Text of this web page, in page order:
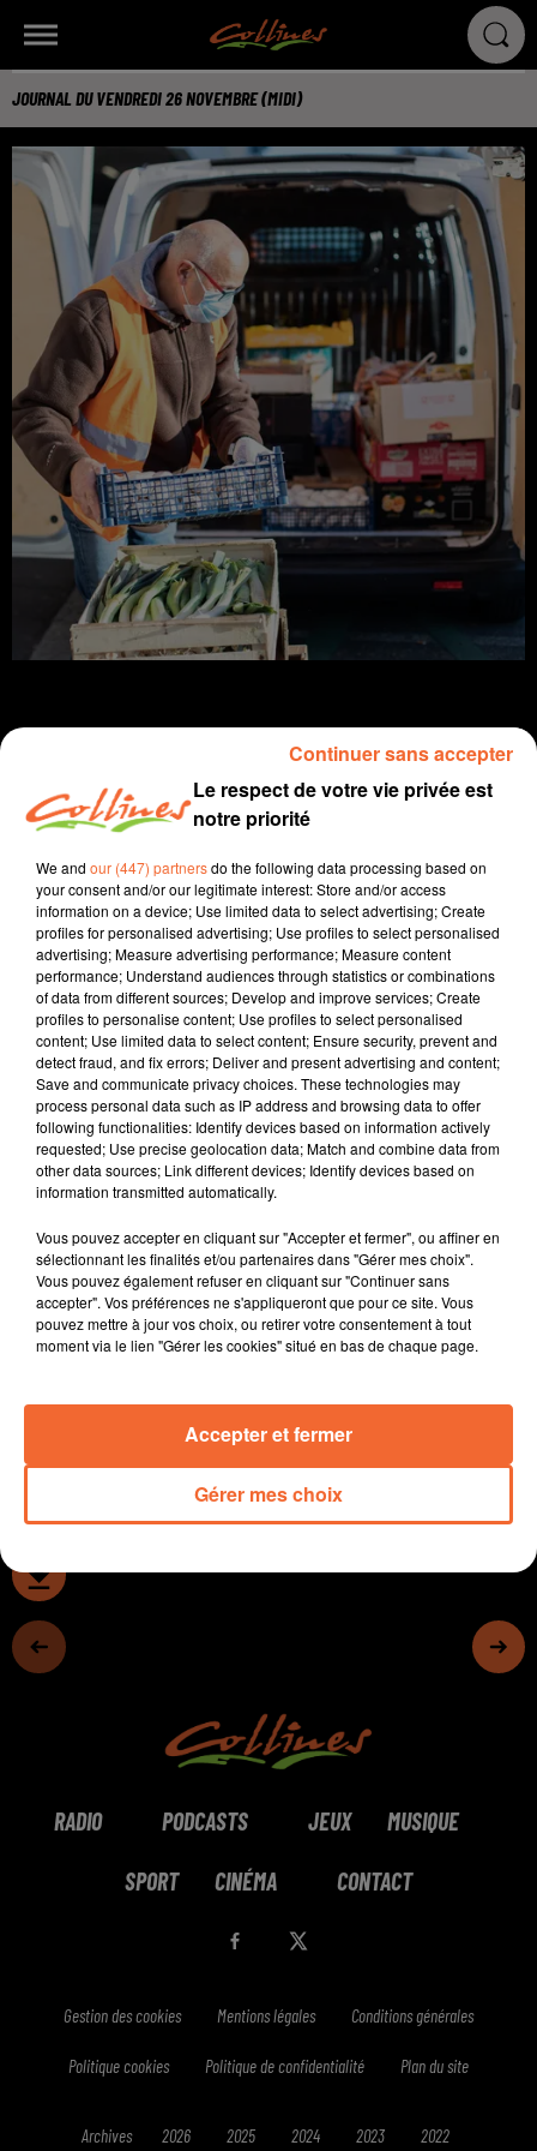
JOURNAL DU VENDREDI 26 NOVEMBRE (MIDI)
26 novembre 2021 - 13 min 14 sec
JOURNAL DU VENDREDI 26 NOVEMBRE (MIDI)
Fabien Gazeau
L'info près de chez vous
Présenté par Fabien Gazeau
- La Banque alimentaire organise sa grande collecte
annuelle à partir d'aujourd'hui.
- Alain Rousset a participé hier à l'inauguration du
nouveau batiment de la mensuiserie Reveau à
Combrand.
- Le club des entreprises du Bocage prépare sa
- A Thouars, la réouverture provisoire de la rue Porte de
Paris pour les fêtes de Noël.
- Le festival des solidarités peut aussi se décliner en
balade, comme ce sera le cas dimanche à
Argentonnay...
13 min 14 sec
RADIO PODCASTS JEUX MUSIQUE
SPORT CINÉMA CONTACT
Gestion des cookies Mentions légales Conditions générales
Politique cookies Politique de confidentialité Plan du site
Archives 2026 2025 2024 2023 2022
Le respect de votre vie privée est
notre priorité
We and our (447) partnersdo the following data processing based on
your consent and/or our legitimate interest: Store and/or access
information on a device; Use limited data to select advertising; Create
profiles for personalised advertising; Use profiles to select personalised
advertising; Measure advertising performance; Measure content
performance; Understand audiences through statistics or combinations
of data from different sources; Develop and improve services; Create
profiles to personalise content; Use profiles to select personalised
content; Use limited data to select content; Ensure security, prevent and
detect fraud, and fix errors; Deliver and present advertising and content;
Save and communicate privacy choices. These technologies may
process personal data such as IP address and browsing data to offer
following functionalities: Identify devices based on information actively
requested; Use precise geolocation data; Match and combine data from
other data sources; Link different devices; Identify devices based on
information transmitted automatically.
Vous pouvez accepter en cliquant sur "Accepter et fermer", ou affiner en
sélectionnant les finalités et/ou partenaires dans "Gérer mes choix".
Vous pouvez également refuser en cliquant sur "Continuer sans
accepter". Vos préférences ne s'appliqueront que pour ce site. Vous
pouvez mettre à jour vos choix, ou retirer votre consentement à tout
moment via le lien "Gérer les cookies" situé en bas de chaque page.
Gérer mes choix
Accepter et fermer
Continuer sans accepter